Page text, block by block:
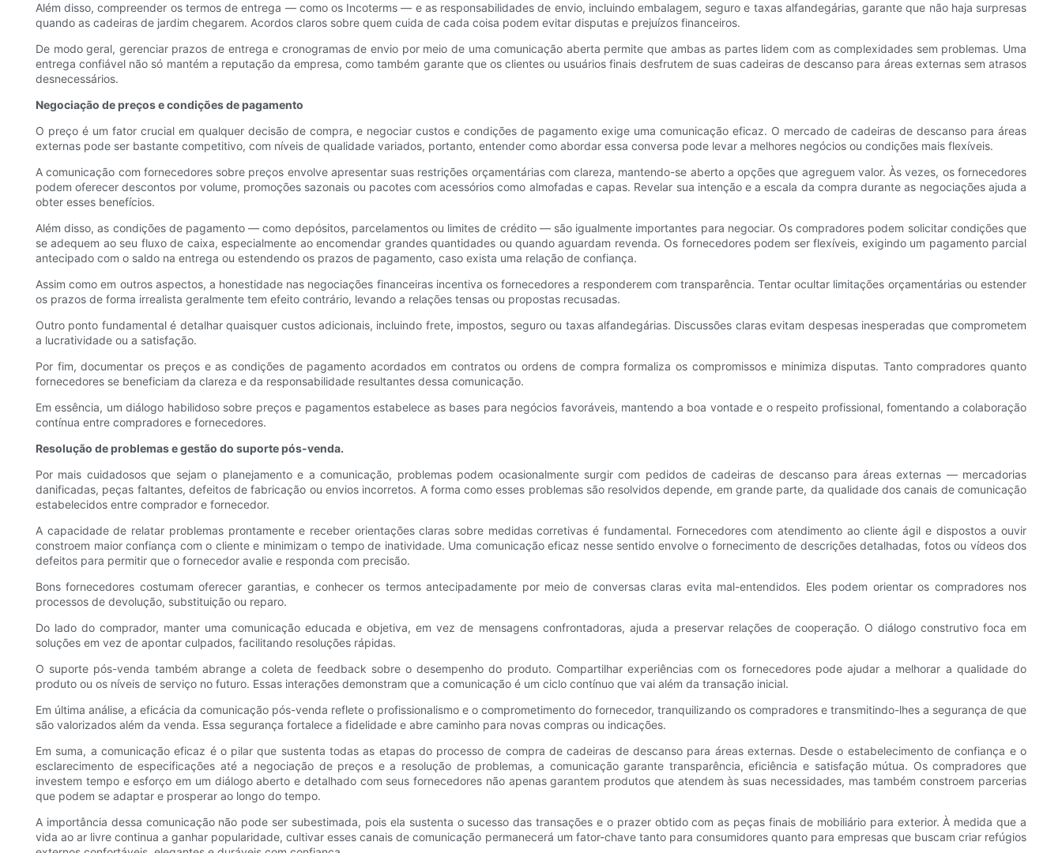
Além disso, compreender os termos de entrega — como os Incoterms — e as responsabilidades de envio, incluindo embalagem, seguro e taxas alfandegárias, garante que não haja surpresas
quando as cadeiras de jardim chegarem. Acordos claros sobre quem cuida de cada coisa podem evitar disputas e prejuízos financeiros.
De modo geral, gerenciar prazos de entrega e cronogramas de envio por meio de uma comunicação aberta permite que ambas as partes lidem com as complexidades sem problemas. Uma
entrega confiável não só mantém a reputação da empresa, como também garante que os clientes ou usuários finais desfrutem de suas cadeiras de descanso para áreas externas sem atrasos
desnecessários.
Negociação de preços e condições de pagamento
O preço é um fator crucial em qualquer decisão de compra, e negociar custos e condições de pagamento exige uma comunicação eficaz. O mercado de cadeiras de descanso para áreas
externas pode ser bastante competitivo, com níveis de qualidade variados, portanto, entender como abordar essa conversa pode levar a melhores negócios ou condições mais flexíveis.
A comunicação com fornecedores sobre preços envolve apresentar suas restrições orçamentárias com clareza, mantendo-se aberto a opções que agreguem valor. Às vezes, os fornecedores
podem oferecer descontos por volume, promoções sazonais ou pacotes com acessórios como almofadas e capas. Revelar sua intenção e a escala da compra durante as negociações ajuda a
obter esses benefícios.
Além disso, as condições de pagamento — como depósitos, parcelamentos ou limites de crédito — são igualmente importantes para negociar. Os compradores podem solicitar condições que
se adequem ao seu fluxo de caixa, especialmente ao encomendar grandes quantidades ou quando aguardam revenda. Os fornecedores podem ser flexíveis, exigindo um pagamento parcial
antecipado com o saldo na entrega ou estendendo os prazos de pagamento, caso exista uma relação de confiança.
Assim como em outros aspectos, a honestidade nas negociações financeiras incentiva os fornecedores a responderem com transparência. Tentar ocultar limitações orçamentárias ou estender
os prazos de forma irrealista geralmente tem efeito contrário, levando a relações tensas ou propostas recusadas.
Outro ponto fundamental é detalhar quaisquer custos adicionais, incluindo frete, impostos, seguro ou taxas alfandegárias. Discussões claras evitam despesas inesperadas que comprometem
a lucratividade ou a satisfação.
Por fim, documentar os preços e as condições de pagamento acordados em contratos ou ordens de compra formaliza os compromissos e minimiza disputas. Tanto compradores quanto
fornecedores se beneficiam da clareza e da responsabilidade resultantes dessa comunicação.
Em essência, um diálogo habilidoso sobre preços e pagamentos estabelece as bases para negócios favoráveis, mantendo a boa vontade e o respeito profissional, fomentando a colaboração
contínua entre compradores e fornecedores.
Resolução de problemas e gestão do suporte pós-venda.
Por mais cuidadosos que sejam o planejamento e a comunicação, problemas podem ocasionalmente surgir com pedidos de cadeiras de descanso para áreas externas — mercadorias
danificadas, peças faltantes, defeitos de fabricação ou envios incorretos. A forma como esses problemas são resolvidos depende, em grande parte, da qualidade dos canais de comunicação
estabelecidos entre comprador e fornecedor.
A capacidade de relatar problemas prontamente e receber orientações claras sobre medidas corretivas é fundamental. Fornecedores com atendimento ao cliente ágil e dispostos a ouvir
constroem maior confiança com o cliente e minimizam o tempo de inatividade. Uma comunicação eficaz nesse sentido envolve o fornecimento de descrições detalhadas, fotos ou vídeos dos
defeitos para permitir que o fornecedor avalie e responda com precisão.
Bons fornecedores costumam oferecer garantias, e conhecer os termos antecipadamente por meio de conversas claras evita mal-entendidos. Eles podem orientar os compradores nos
processos de devolução, substituição ou reparo.
Do lado do comprador, manter uma comunicação educada e objetiva, em vez de mensagens confrontadoras, ajuda a preservar relações de cooperação. O diálogo construtivo foca em
soluções em vez de apontar culpados, facilitando resoluções rápidas.
O suporte pós-venda também abrange a coleta de feedback sobre o desempenho do produto. Compartilhar experiências com os fornecedores pode ajudar a melhorar a qualidade do
produto ou os níveis de serviço no futuro. Essas interações demonstram que a comunicação é um ciclo contínuo que vai além da transação inicial.
Em última análise, a eficácia da comunicação pós-venda reflete o profissionalismo e o comprometimento do fornecedor, tranquilizando os compradores e transmitindo-lhes a segurança de que
são valorizados além da venda. Essa segurança fortalece a fidelidade e abre caminho para novas compras ou indicações.
Em suma, a comunicação eficaz é o pilar que sustenta todas as etapas do processo de compra de cadeiras de descanso para áreas externas. Desde o estabelecimento de confiança e o
esclarecimento de especificações até a negociação de preços e a resolução de problemas, a comunicação garante transparência, eficiência e satisfação mútua. Os compradores que
investem tempo e esforço em um diálogo aberto e detalhado com seus fornecedores não apenas garantem produtos que atendem às suas necessidades, mas também constroem parcerias
que podem se adaptar e prosperar ao longo do tempo.
A importância dessa comunicação não pode ser subestimada, pois ela sustenta o sucesso das transações e o prazer obtido com as peças finais de mobiliário para exterior. À medida que a
vida ao ar livre continua a ganhar popularidade, cultivar esses canais de comunicação permanecerá um fator-chave tanto para consumidores quanto para empresas que buscam criar refúgios